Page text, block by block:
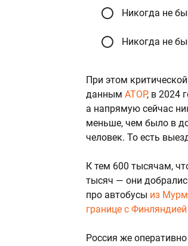
Никогда не
Никогда не
При этом
данным АТОР, в 2024
а напрямую сейчас
меньше, чем было в
человек. То есть
К тем 600 тысячам,
тысяч — они
про автобусы из
границе с Финляндией
Россия же